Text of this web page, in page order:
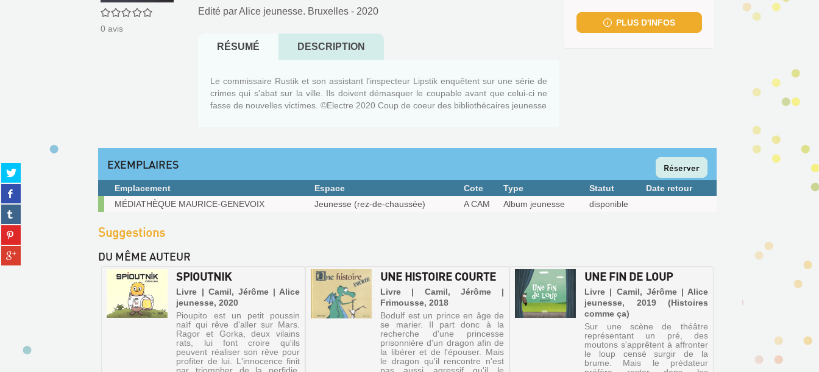
Partager
sur
twitter
(Nouvelle
fenêtre)
Partager
sur
facebook
(Nouvelle
fenêtre)
Partager
sur
tumblr
(Nouvelle
fenêtre)
Partager
sur
pinterest
(Nouvelle
Partager
sur
0/5
0 avis
Edité parAlice jeunesse. Bruxelles - 2020
RÉSUMÉ DESCRIPTION
Le commissaire Rustik et son assistant l'inspecteur Lipstik enquêtent sur une série de
crimes qui s'abat sur la ville. Ils doivent démasquer le coupable avant que celui-ci ne
fasse de nouvelles victimes. ©Electre 2020 Coup de coeur des bibliothécaires jeunesse
fenêtre)
PLUS D'INFOS
EXEMPLAIRES Réserver
Exemplaires
Emplacement Espace Cote Type Statut
Date retour
MÉDIATHÈQUE MAURICE-GENEVOIX
Jeunesse (rez-de-chaussée) A CAM Album jeunesse disponible
Suggestions
DU MÊME AUTEUR
UNE HISTOIRE COURTE
Livre | Camil, Jérôme |
Frimousse, 2018
Bodulf est un prince en âge de
se marier. Il part donc à la
recherche d'une princesse
prisonnière d'un dragon afin de
la libérer et de l'épouser. Mais
le dragon qu'il rencontre n'est
UNE FIN DE LOUP
Livre | Camil, Jérôme | Alice
jeunesse, 2019 (Histoires
comme ça)
Sur une scène de théâtre
représentant un pré, des
moutons s'apprêtent à affronter
le loup censé surgir de la
brume. Mais le prédateur
SPIOUTNIK
Livre | Camil, Jérôme | Alice
jeunesse, 2020
Pioupito est un petit poussin
naïf qui rêve d'aller sur Mars.
Ragor et Gorka, deux vilains
rats, lui font croire qu'ils
peuvent réaliser son rêve pour
profiter de lui. L'innocence finit